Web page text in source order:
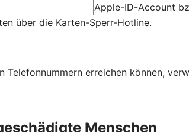
Apple-ID-Account
über die Karten-Sperr-Hotline.
erreichen können,
Menschen